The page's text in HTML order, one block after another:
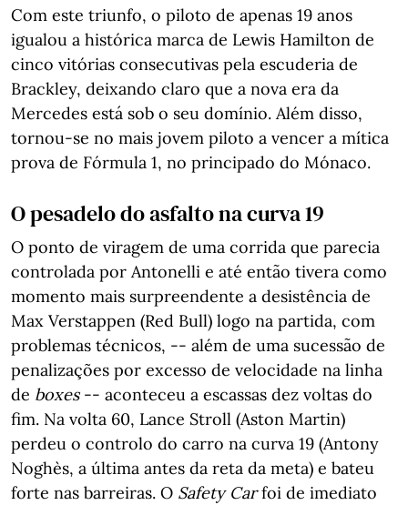
Com este triunfo, o piloto de apenas 19 anos
igualou a histórica marca de Lewis Hamilton de
cinco vitórias consecutivas pela escuderia de
Brackley, deixando claro que a nova era da
Mercedes está sob o seu domínio. Além disso,
tornou-se no mais jovem piloto a vencer a mítica
prova de Fórmula 1, no principado do Mónaco.
O pesadelo do asfalto na curva 19
O ponto de viragem de uma corrida que parecia
controlada por Antonelli e até então tivera como
momento mais surpreendente a desistência de
Max Verstappen (Red Bull) logo na partida, com
problemas técnicos, -- além de uma sucessão de
penalizações por excesso de velocidade na linha
de boxes-- aconteceu a escassas dez voltas do
fim. Na volta 60, Lance Stroll (Aston Martin)
perdeu o controlo do carro na curva 19 (Antony
Noghès, a última antes da reta da meta) e bateu
forte nas barreiras. O Safety Carfoi de imediato